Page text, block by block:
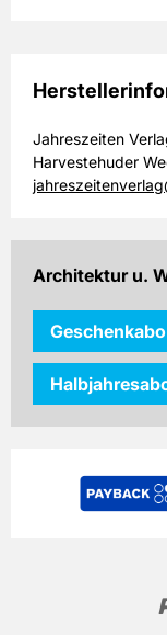
Jahreszeiten
Harvestehuder
Architektur u.
Geschenkabo